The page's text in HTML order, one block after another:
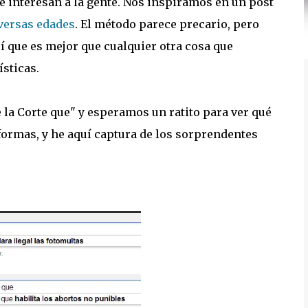
edades. El método parece precario, pero
es mejor que cualquier otra cosa que
Corte que" y esperamos un ratito para ver qué
y he aquí captura de los sorprendentes